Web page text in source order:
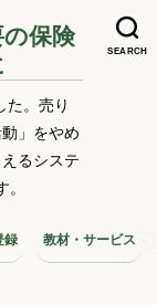
SEARCH
保険
た。売り
」をやめ
るシステ
録 教材・サービス